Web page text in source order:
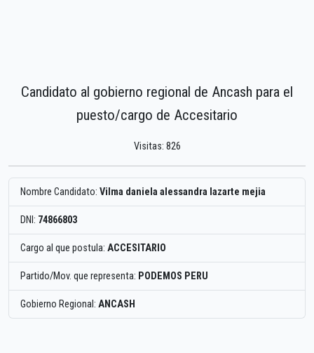
Candidato al gobierno regional de Ancash para el
puesto/cargo de Accesitario
Visitas: 826
Nombre Candidato: Vilma daniela alessandra lazarte mejia
DNI: 74866803
Cargo al que postula: ACCESITARIO
Partido/Mov. que representa: PODEMOS PERU
Gobierno Regional: ANCASH